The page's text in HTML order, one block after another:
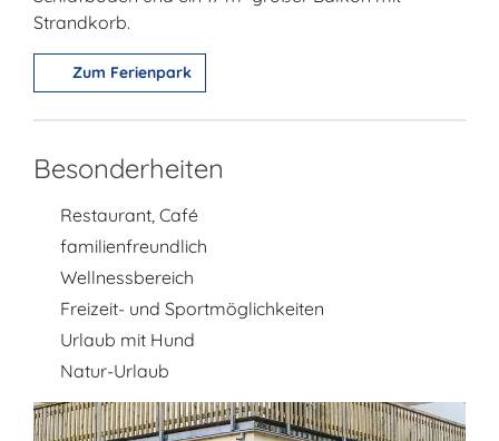
Strandkorb.
Zum Ferienpark
Besonderheiten
Restaurant, Café
familienfreundlich
Wellnessbereich
Freizeit- und Sportmöglichkeiten
Urlaub mit Hund
Natur-Urlaub